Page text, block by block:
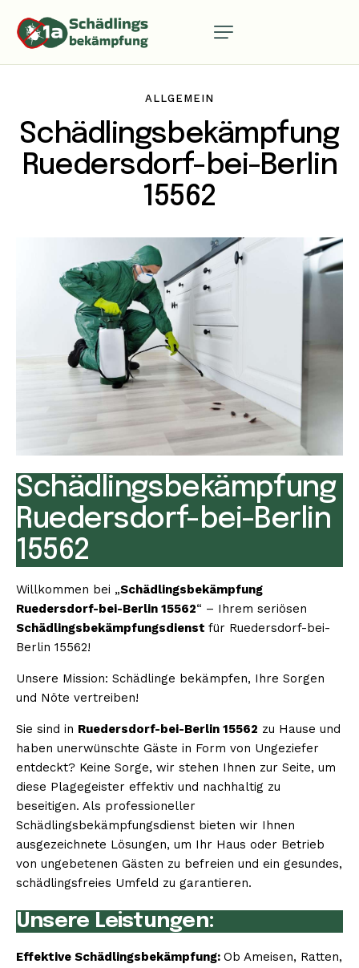
ALLGEMEIN
Schädlingsbekämpfung
Ruedersdorf-bei-Berlin
15562
Schädlingsbekämpfung
Ruedersdorf-bei-Berlin
15562
Willkommen bei „Schädlingsbekämpfung
Ruedersdorf-bei-Berlin 15562“ – Ihrem seriösen
Schädlingsbekämpfungsdienst für Ruedersdorf-bei-
Berlin 15562!
Unsere Mission: Schädlinge bekämpfen, Ihre Sorgen
und Nöte vertreiben!
Sie sind in Ruedersdorf-bei-Berlin 15562 zu Hause und
haben unerwünschte Gäste in Form von Ungeziefer
entdeckt? Keine Sorge, wir stehen Ihnen zur Seite, um
diese Plagegeister effektiv und nachhaltig zu
beseitigen. Als professioneller
Schädlingsbekämpfungsdienst bieten wir Ihnen
ausgezeichnete Lösungen, um Ihr Haus oder Betrieb
von ungebetenen Gästen zu befreien und ein gesundes,
schädlingsfreies Umfeld zu garantieren.
Unsere Leistungen:
Effektive Schädlingsbekämpfung: Ob Ameisen, Ratten,